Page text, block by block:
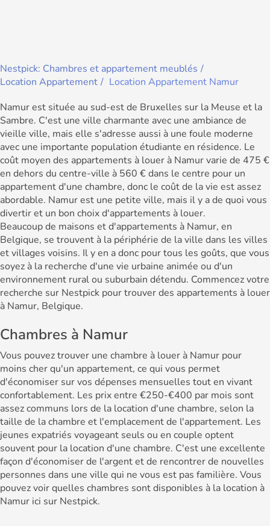
Nestpick: Chambres et appartement meublés
Location Appartement
Location Appartement Namur
Namur est située au sud-est de Bruxelles sur la Meuse et la
Sambre. C'est une ville charmante avec une ambiance de
vieille ville, mais elle s'adresse aussi à une foule moderne
avec une importante population étudiante en résidence. Le
coût moyen des appartements à louer à Namur varie de 475 €
en dehors du centre-ville à 560 € dans le centre pour un
appartement d'une chambre, donc le coût de la vie est assez
abordable. Namur est une petite ville, mais il y a de quoi vous
divertir et un bon choix d'appartements à louer.
Beaucoup de maisons et d'appartements à Namur, en
Belgique, se trouvent à la périphérie de la ville dans les villes
et villages voisins. Il y en a donc pour tous les goûts, que vous
soyez à la recherche d'une vie urbaine animée ou d'un
environnement rural ou suburbain détendu. Commencez votre
recherche sur Nestpick pour trouver des appartements à louer
à Namur, Belgique.
Chambres à Namur
Vous pouvez trouver une chambre à louer à Namur pour
moins cher qu'un appartement, ce qui vous permet
d'économiser sur vos dépenses mensuelles tout en vivant
confortablement. Les prix entre €250-€400 par mois sont
assez communs lors de la location d'une chambre, selon la
taille de la chambre et l'emplacement de l'appartement. Les
jeunes expatriés voyageant seuls ou en couple optent
souvent pour la location d'une chambre. C'est une excellente
façon d'économiser de l'argent et de rencontrer de nouvelles
personnes dans une ville qui ne vous est pas familière. Vous
pouvez voir quelles chambres sont disponibles à la location à
Namur ici sur Nestpick.